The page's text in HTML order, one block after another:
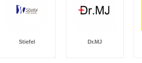
Stiefel Dr.MJ